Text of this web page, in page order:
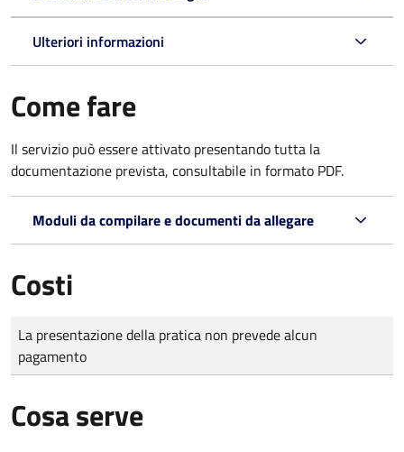
Ulteriori informazioni
Come fare
Il servizio può essere attivato presentando tutta la
documentazione prevista, consultabile in formato PDF.
Moduli da compilare e documenti da allegare
Costi
Tipo di pagamento
Importo
La presentazione della pratica non prevede alcun
pagamento
Cosa serve